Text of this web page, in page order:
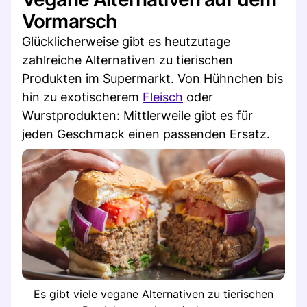
Vormarsch
Glücklicherweise gibt es heutzutage
zahlreiche Alternativen zu tierischen
Produkten im Supermarkt. Von Hühnchen bis
hin zu exotischerem Fleisch oder
Wurstprodukten: Mittlerweile gibt es für
jeden Geschmack einen passenden Ersatz.
Es gibt viele vegane Alternativen zu tierischen